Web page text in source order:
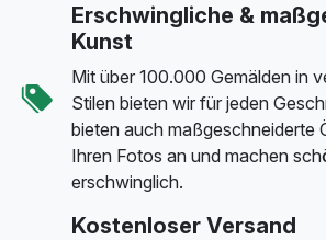
Erschwingliche &
Kunst
Mit über 100.000 Gemälden in
Stilen bieten wir für jeden
bieten auch maßgeschneiderte
Ihren Fotos an und machen
erschwinglich.
Kostenloser Versand